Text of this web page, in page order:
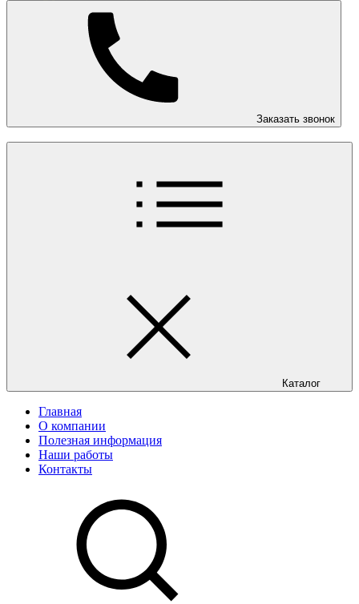
Заказать звонок
Каталог
Главная
О компании
Полезная информация
Наши работы
Контакты